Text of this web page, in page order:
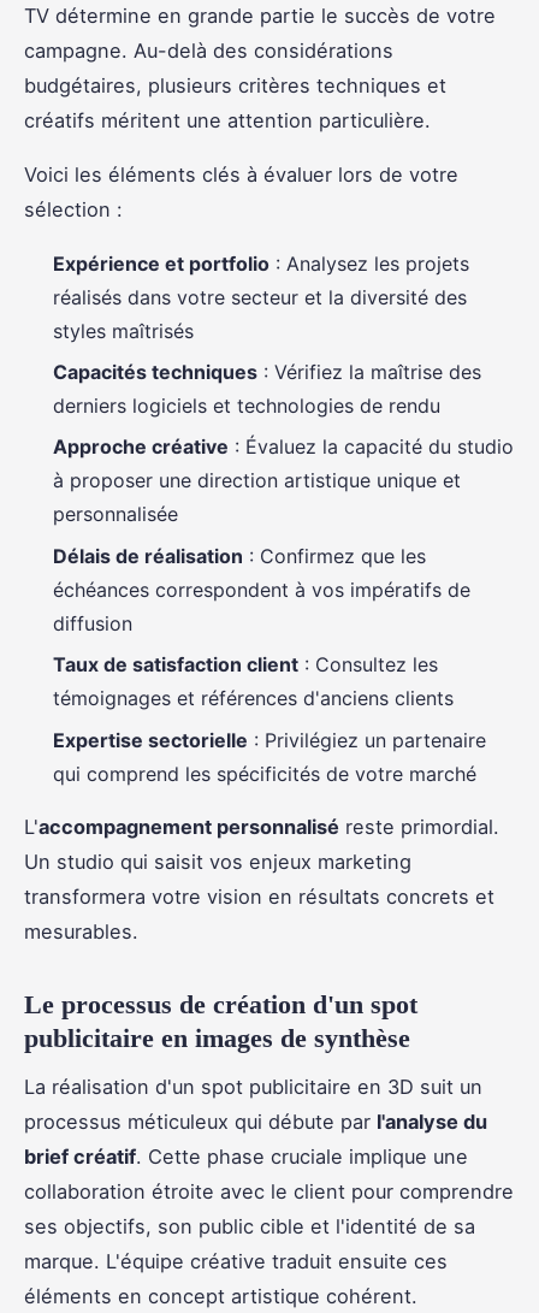
TV détermine en grande partie le succès de votre
campagne. Au-delà des considérations
budgétaires, plusieurs critères techniques et
créatifs méritent une attention particulière.
Voici les éléments clés à évaluer lors de votre
sélection :
Expérience et portfolio : Analysez les projets
réalisés dans votre secteur et la diversité des
styles maîtrisés
Capacités techniques : Vérifiez la maîtrise des
derniers logiciels et technologies de rendu
Approche créative : Évaluez la capacité du studio
à proposer une direction artistique unique et
personnalisée
Délais de réalisation : Confirmez que les
échéances correspondent à vos impératifs de
diffusion
Taux de satisfaction client : Consultez les
témoignages et références d'anciens clients
Expertise sectorielle : Privilégiez un partenaire
qui comprend les spécificités de votre marché
L'accompagnement personnalisé reste primordial.
Un studio qui saisit vos enjeux marketing
transformera votre vision en résultats concrets et
mesurables.
Le processus de création d'un spot
publicitaire en images de synthèse
La réalisation d'un spot publicitaire en 3D suit un
processus méticuleux qui débute par l'analyse du
brief créatif. Cette phase cruciale implique une
collaboration étroite avec le client pour comprendre
ses objectifs, son public cible et l'identité de sa
marque. L'équipe créative traduit ensuite ces
éléments en concept artistique cohérent.